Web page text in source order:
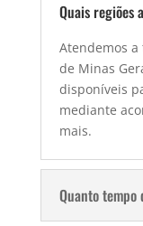
Quais regiões
Atendemos a
de Minas
disponíveis
mediante
mais.
Quanto tempo